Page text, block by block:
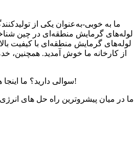
ما به خوبی-به‌عنوان یکی از
لوله‌های گرمایش منطقه‌ای در چین
لوله‌های گرمایش منطقه‌ای با کیفیت
از کارخانه ما خوش آمدید.
سوالی دارید؟ ما اینجا هستیم تا به شما کمک کنیم!
ما در میان پیشروترین راه حل های